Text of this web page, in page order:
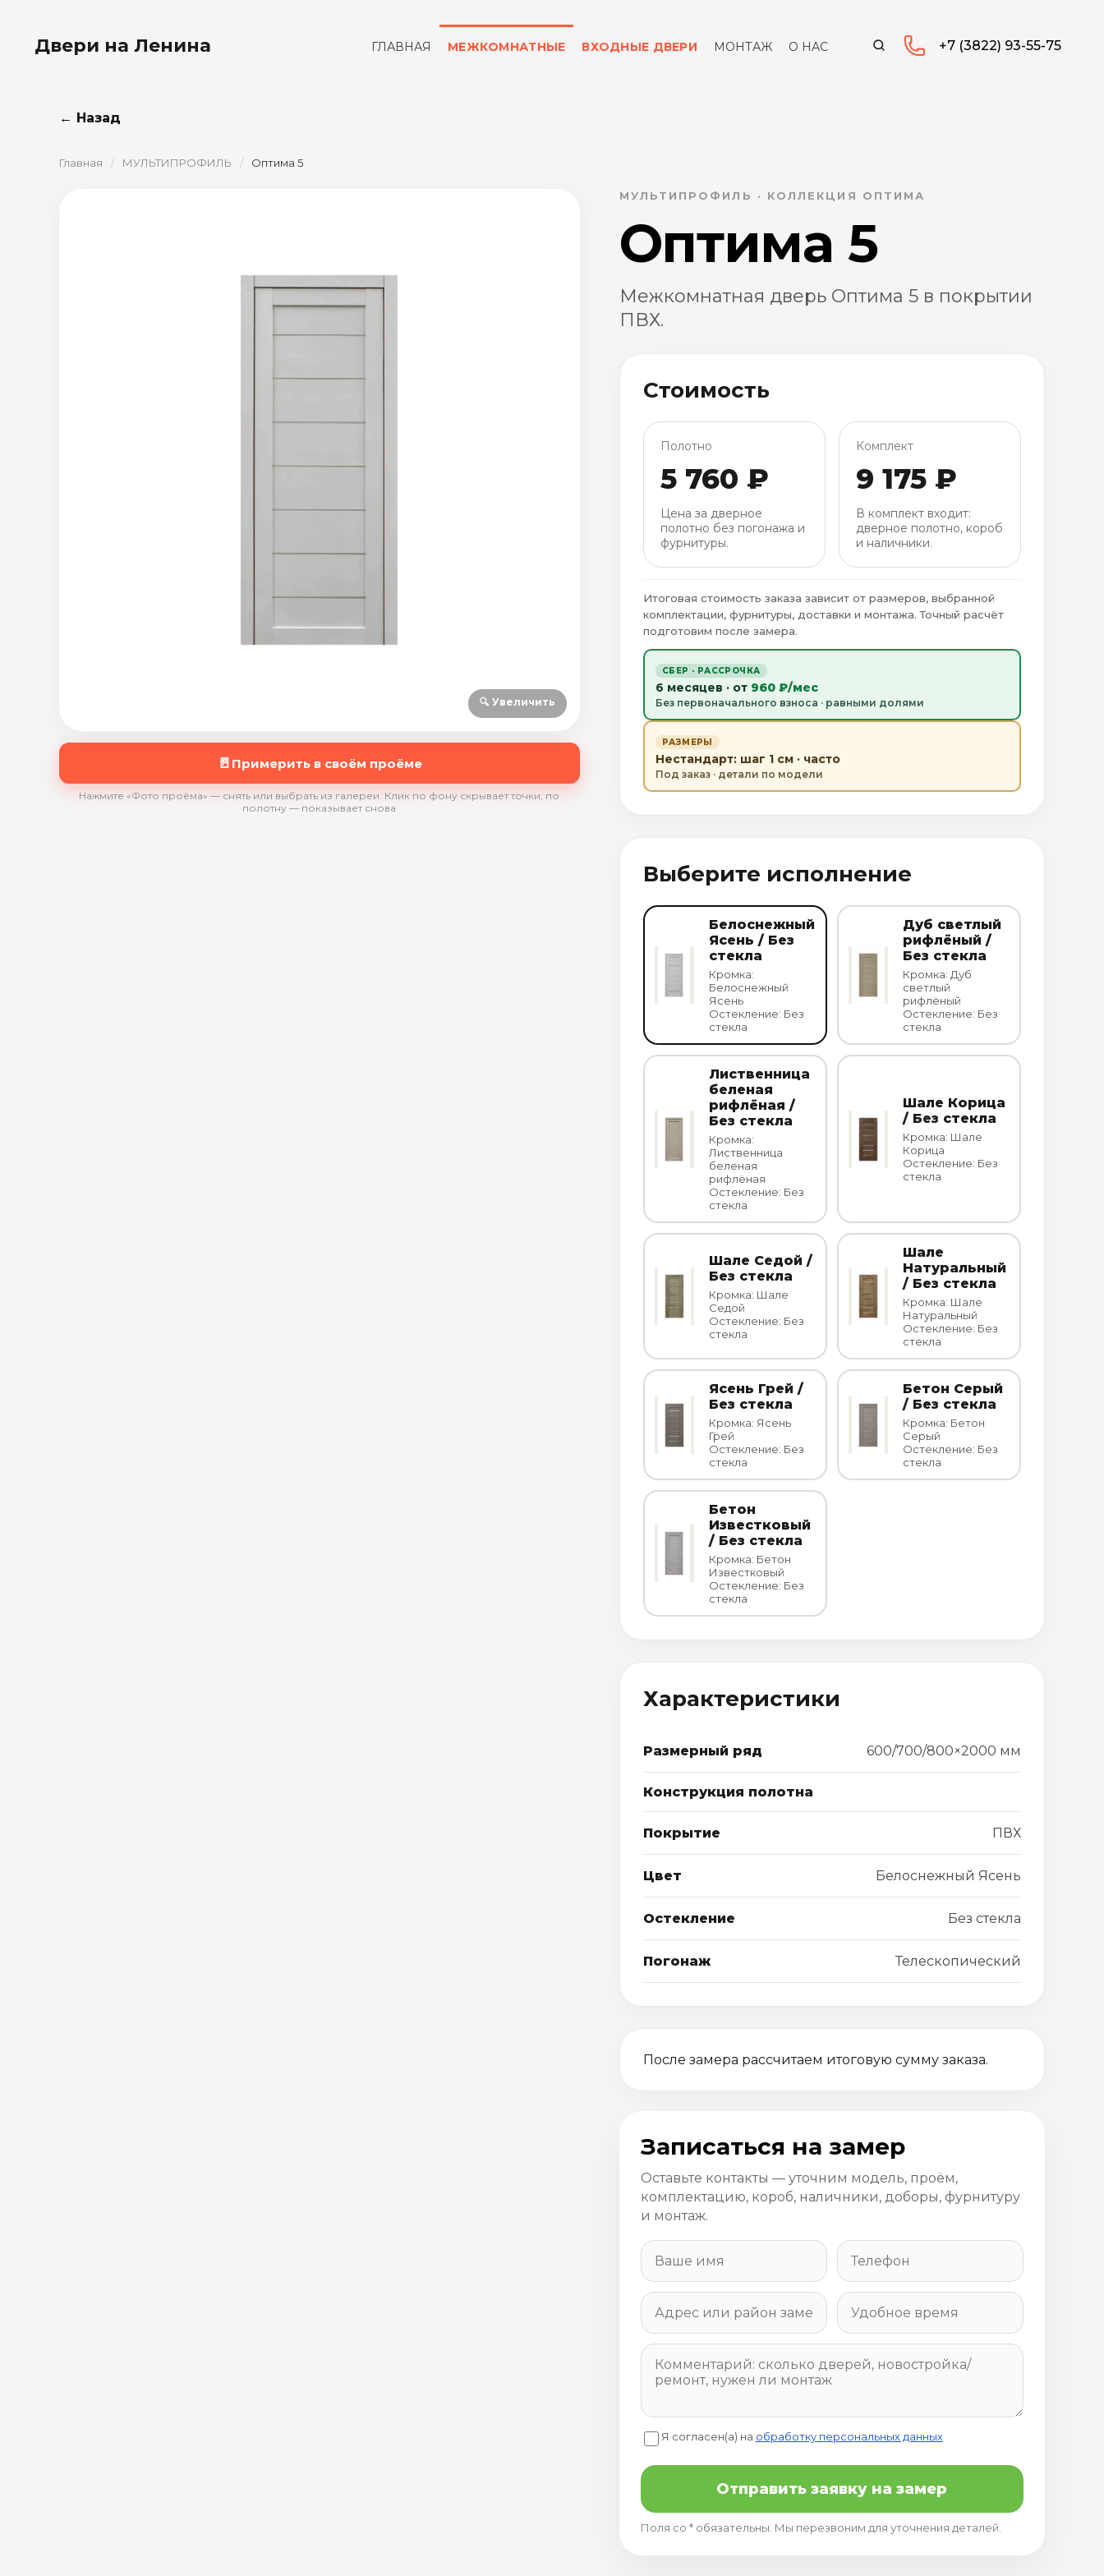
Двери на Ленина ГЛАВНАЯ МЕЖКОМНАТНЫЕ ВХОДНЫЕ ДВЕРИ МОНТАЖ О НАС +7 (3822) 93-55-75
← Назад
Главная / МУЛЬТИПРОФИЛЬ / Оптима 5
🔍 Увеличить
🚪 Примерить в своём проёме
Нажмите «Фото проёма» — снять или выбрать из галереи. Клик по фону скрывает точки, по
полотну — показывает снова
МУЛЬТИПРОФИЛЬ · КОЛЛЕКЦИЯ ОПТИМА
Оптима 5
Межкомнатная дверь Оптима 5 в покрытии
ПВХ.
Стоимость
Полотно
5 760 ₽
Цена за дверное
полотно без погонажа и
фурнитуры.
Комплект
9 175 ₽
В комплект входит:
дверное полотно, короб
и наличники.
Итоговая стоимость заказа зависит от размеров, выбранной
комплектации, фурнитуры, доставки и монтажа. Точный расчёт
подготовим после замера.
СБЕР · РАССРОЧКА
6 месяцев · от 960 ₽/мес
Без первоначального взноса · равными долями
РАЗМЕРЫ
Нестандарт: шаг 1 см · часто
Под заказ · детали по модели
Выберите исполнение
Белоснежный
Ясень / Без
стекла
Кромка:
Белоснежный
Ясень
Остекление: Без
стекла
Дуб светлый
рифлёный /
Без стекла
Кромка: Дуб
светлый
рифлёный
Остекление: Без
стекла
Лиственница
беленая
рифлёная /
Без стекла
Кромка:
Лиственница
беленая
рифлёная
Остекление: Без
стекла
Шале Корица
/ Без стекла
Кромка: Шале
Корица
Остекление: Без
стекла
Шале Седой /
Без стекла
Кромка: Шале
Седой
Остекление: Без
стекла
Шале
Натуральный
/ Без стекла
Кромка: Шале
Натуральный
Остекление: Без
стекла
Ясень Грей /
Без стекла
Кромка: Ясень
Грей
Остекление: Без
стекла
Бетон Серый
/ Без стекла
Кромка: Бетон
Серый
Остекление: Без
стекла
Бетон
Известковый
/ Без стекла
Кромка: Бетон
Известковый
Остекление: Без
стекла
Характеристики
Размерный ряд 600/700/800×2000 мм
Конструкция полотна
Покрытие ПВХ
Цвет Белоснежный Ясень
Остекление Без стекла
Погонаж Телескопический
После замера рассчитаем итоговую сумму заказа.
Записаться на замер
Оставьте контакты — уточним модель, проём,
комплектацию, короб, наличники, доборы, фурнитуру
и монтаж.
Я согласен(а) на обработку персональных данных
Отправить заявку на замер
Поля со * обязательны. Мы перезвоним для уточнения деталей.